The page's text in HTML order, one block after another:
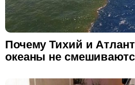
Почему Тихий и
океаны не